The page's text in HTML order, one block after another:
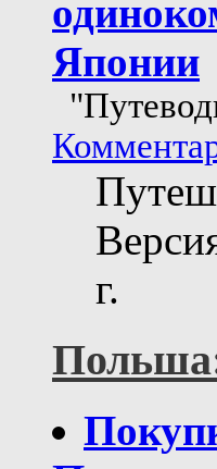
Японии
г.